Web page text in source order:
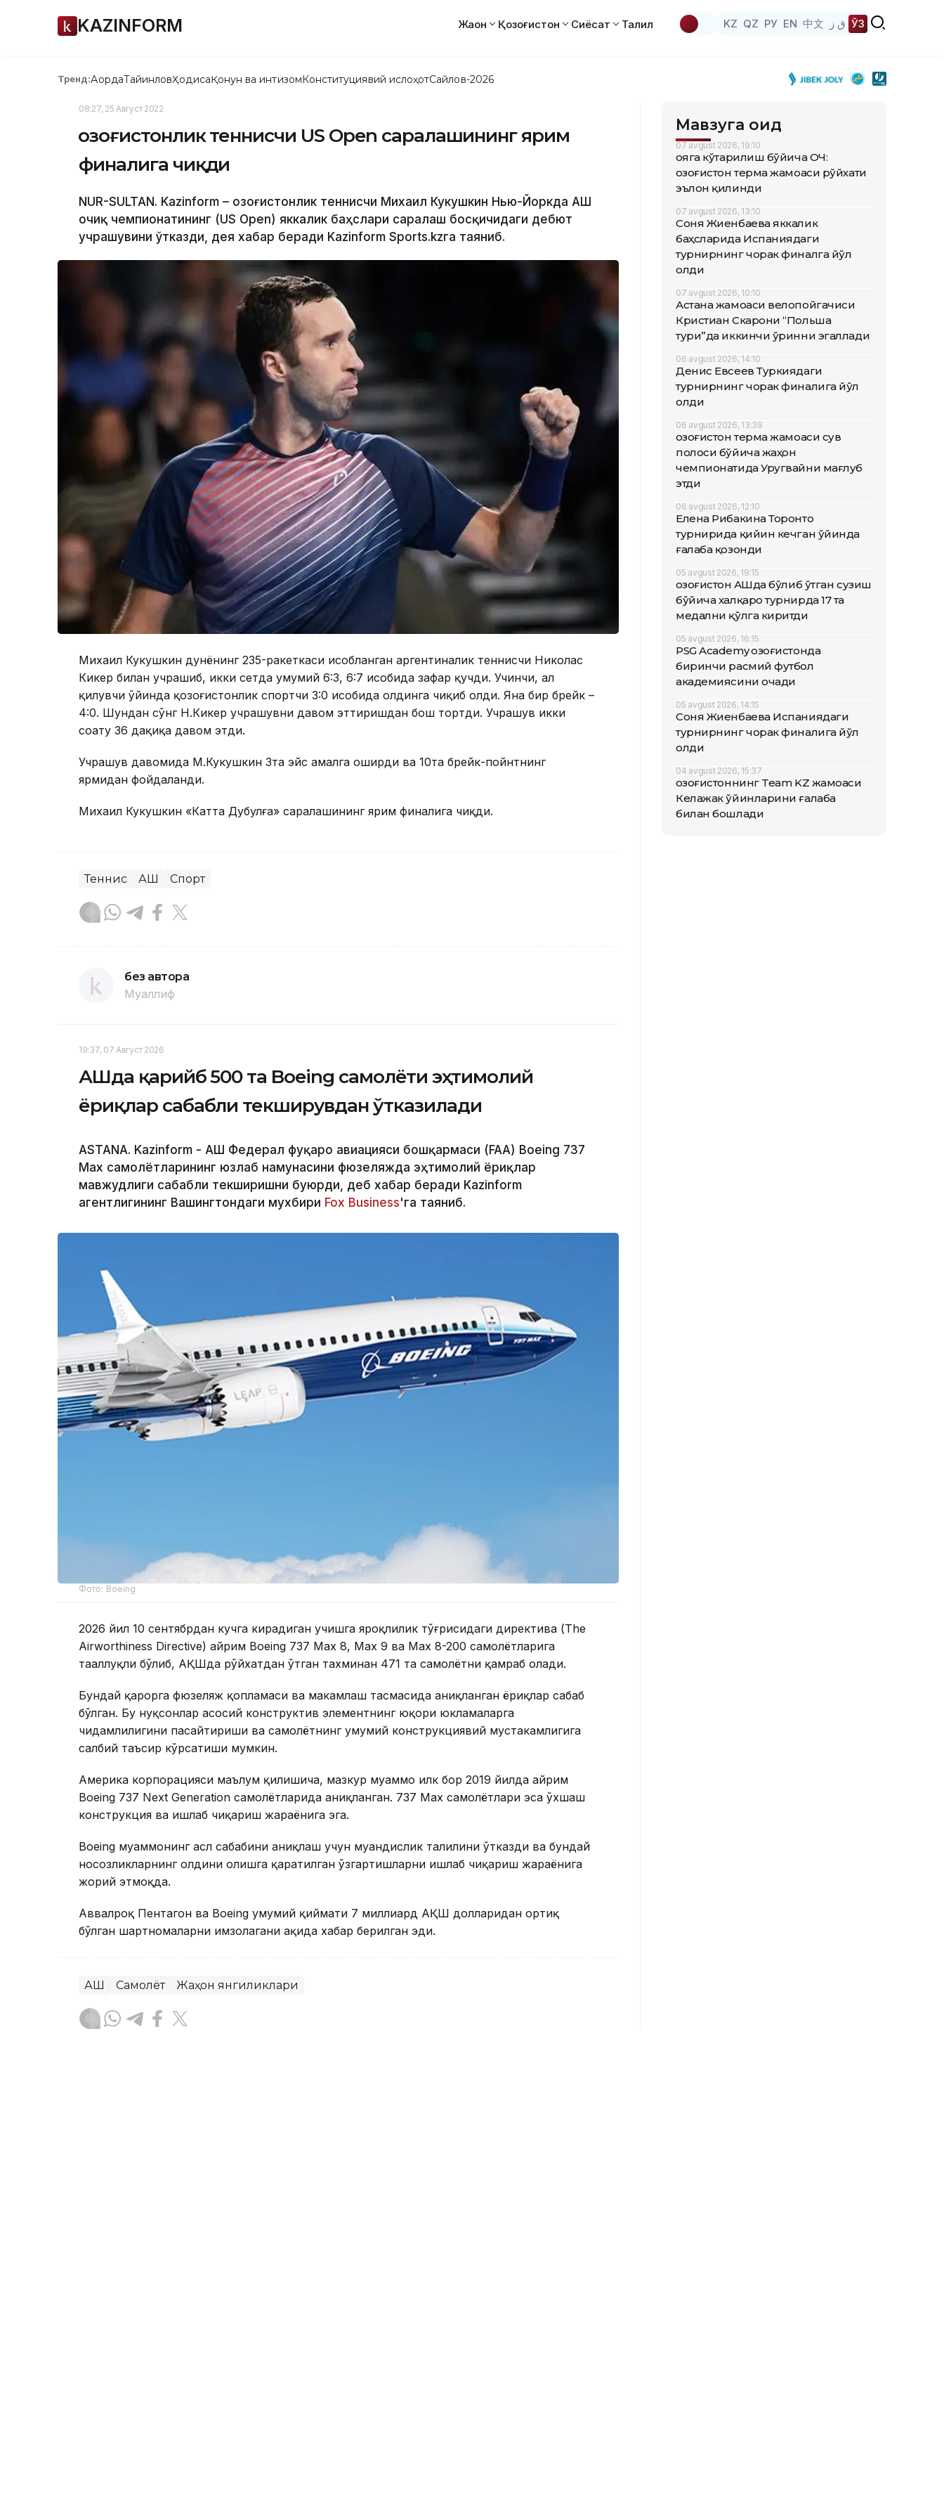
KAZINFORM Жаҳон Қозоғистон Сиёсат Таҳлил KZ QZ РУ EN 中文 ق ز ЎЗ
Тренд:АқордаТайинловҲодисаҚонун ва интизомКонституциявий ислоҳотСайлов-2026
08:27, 25 Август 2022
Қозоғистонлик теннисчи US Open саралашининг ярим
финалига чиқди
NUR-SULTAN. Kazinform – Қозоғистонлик теннисчи Михаил Кукушкин Нью-Йоркда АҚШ
очиқ чемпионатининг (US Open) яккалик баҳслари саралаш босқичидаги дебют
учрашувини ўтказди, дея хабар беради Kazinform Sports.kzга таяниб.
Михаил Кукушкин дунёнинг 235-ракеткаси ҳисобланган аргентиналик теннисчи Николас
Кикер билан учрашиб, икки сетда умумий 6:3, 6:7 ҳисобида зафар қучди. Учинчи, ҳал
қилувчи ўйинда қозоғистонлик спортчи 3:0 ҳисобида олдинга чиқиб олди. Яна бир брейк –
4:0. Шундан сўнг Н.Кикер учрашувни давом эттиришдан бош тортди. Учрашув икки
соату 36 дақиқа давом этди.
Учрашув давомида М.Кукушкин 3та эйс амалга оширди ва 10та брейк-пойнтнинг
ярмидан фойдаланди.
Михаил Кукушкин «Катта Дубулға» саралашининг ярим финалига чиқди.
Теннис АҚШ Спорт
без автора
Муаллиф
19:37, 07 Август 2026
АҚШда қарийб 500 та Boeing самолёти эҳтимолий
ёриқлар сабабли текширувдан ўтказилади
ASTANA. Kazinform - АҚШ Федерал фуқаро авиацияси бошқармаси (FAA) Boeing 737
Max самолётларининг юзлаб намунасини фюзеляжда эҳтимолий ёриқлар
мавжудлиги сабабли текширишни буюрди, деб хабар беради Kazinform
агентлигининг Вашингтондаги мухбири Fox Business'га таяниб.
Фото: Boeing
2026 йил 10 сентябрдан кучга кирадиган учишга яроқлилик тўғрисидаги директива (The
Airworthiness Directive) айрим Boeing 737 Max 8, Max 9 ва Max 8-200 самолётларига
тааллуқли бўлиб, АҚШда рўйхатдан ўтган тахминан 471 та самолётни қамраб олади.
Бундай қарорга фюзеляж қопламаси ва маҳкамлаш тасмасида аниқланган ёриқлар сабаб
бўлган. Бу нуқсонлар асосий конструктив элементнинг юқори юкламаларга
чидамлилигини пасайтириши ва самолётнинг умумий конструкциявий мустаҳкамлигига
салбий таъсир кўрсатиши мумкин.
Америка корпорацияси маълум қилишича, мазкур муаммо илк бор 2019 йилда айрим
Boeing 737 Next Generation самолётларида аниқланган. 737 Max самолётлари эса ўхшаш
конструкция ва ишлаб чиқариш жараёнига эга.
Boeing муаммонинг асл сабабини аниқлаш учун муҳандислик таҳлилини ўтказди ва бундай
носозликларнинг олдини олишга қаратилган ўзгартишларни ишлаб чиқариш жараёнига
жорий этмоқда.
Аввалроқ Пентагон ва Boeing умумий қиймати 7 миллиард АҚШ долларидан ортиқ
бўлган шартномаларни имзолагани ҳақида хабар берилган эди.
АҚШ Самолёт Жаҳон янгиликлари
Мавзуга оид
07 avgust 2026, 19:10
Қояга кўтарилиш бўйича ОЧ:
Қозоғистон терма жамоаси рўйхати
эълон қилинди
07 avgust 2026, 13:10
Соня Жиенбаева яккалик
баҳсларида Испаниядаги
турнирнинг чорак финалга йўл
олди
07 avgust 2026, 10:10
Астана жамоаси велопойгачиси
Кристиан Скарони “Польша
тури”да иккинчи ўринни эгаллади
06 avgust 2026, 14:10
Денис Евсеев Туркиядаги
турнирнинг чорак финалига йўл
олди
06 avgust 2026, 13:39
Қозоғистон терма жамоаси сув
полоси бўйича жаҳон
чемпионатида Уругвайни мағлуб
этди
06 avgust 2026, 12:10
Елена Рибакина Торонто
турнирида қийин кечган ўйинда
ғалаба қозонди
05 avgust 2026, 19:15
Қозоғистон АҚШда бўлиб ўтган сузиш
бўйича халқаро турнирда 17 та
медални қўлга киритди
05 avgust 2026, 16:15
PSG Academy Қозоғистонда
биринчи расмий футбол
академиясини очади
05 avgust 2026, 14:15
Соня Жиенбаева Испаниядаги
турнирнинг чорак финалига йўл
олди
04 avgust 2026, 15:37
Қозоғистоннинг Team KZ жамоаси
Келажак ўйинларини ғалаба
билан бошлади